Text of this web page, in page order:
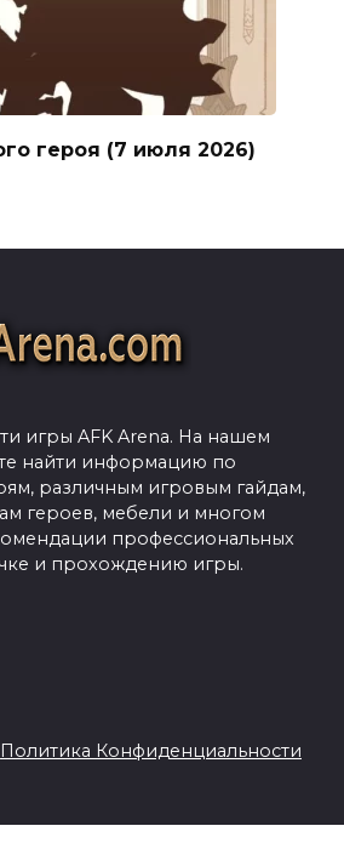
героя (7 июля 2026)
игры AFK Arena. На нашем
найти информацию по
различным игровым гайдам,
героев, мебели и многом
профессиональных
и прохождению игры.
Политика Конфиденциальности